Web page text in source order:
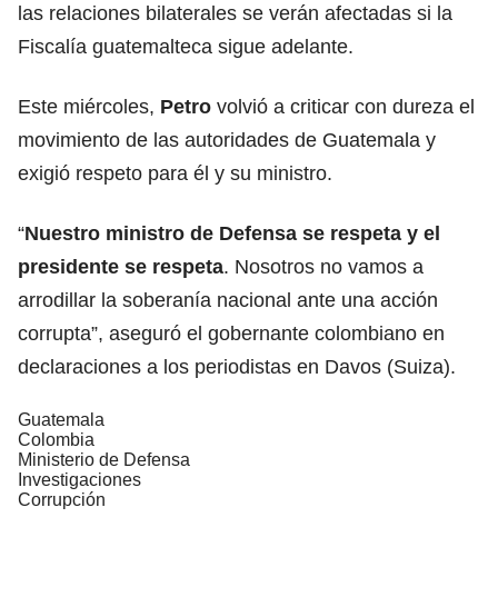
las relaciones bilaterales se verán afectadas si la
Fiscalía guatemalteca sigue adelante.
Este miércoles, Petro volvió a criticar con dureza el
movimiento de las autoridades de Guatemala y
exigió respeto para él y su ministro.
“Nuestro ministro de Defensa se respeta y el
presidente se respeta. Nosotros no vamos a
arrodillar la soberanía nacional ante una acción
corrupta”, aseguró el gobernante colombiano en
declaraciones a los periodistas en Davos (Suiza).
Guatemala
Colombia
Ministerio de Defensa
Investigaciones
Corrupción